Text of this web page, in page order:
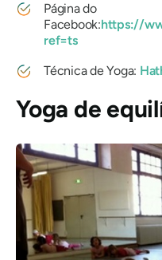
Página do
Facebook:https://
ref=ts
Técnica de Yoga:
Yoga de